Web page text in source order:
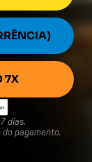
7X
dias.
pagamento.